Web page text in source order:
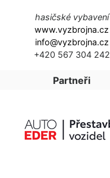
hasičské vybavení
www.vyzbrojna.cz
info@vyzbrojna.cz
+420 567 304 242
Partneři